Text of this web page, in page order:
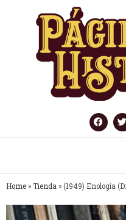
Home » Tienda » (1949) Enología